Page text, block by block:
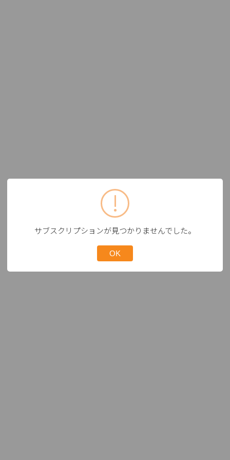
サブスクリプションが見つかりませんでした。
OK